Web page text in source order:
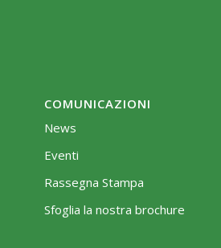
COMUNICAZIONI
News
Eventi
Rassegna Stampa
Sfoglia la nostra brochure